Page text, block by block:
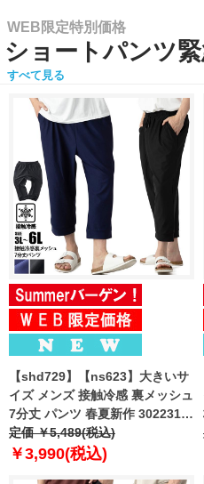
WEB限定特別価格
ショートパンツ緊
すべて見る
【shd729】【ns623】大きいサ
イズ メンズ 接触冷感 裏メッシュ
7分丈 パンツ 春夏新作 302231az
【fre】
定価 ￥5,489(税込)
￥3,990(税込)